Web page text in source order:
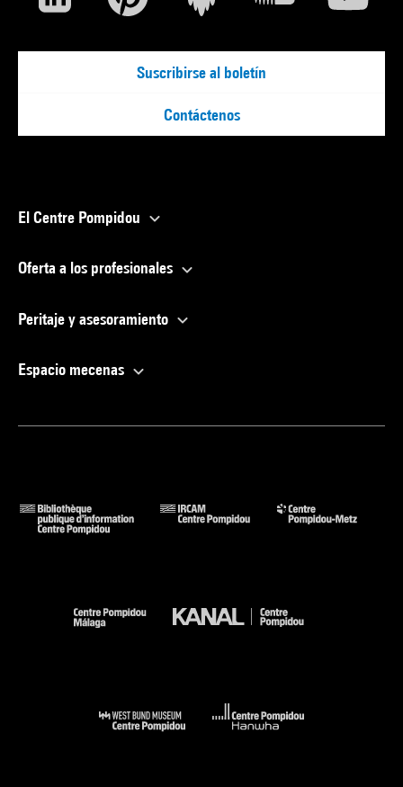
Suscribirse al boletín
Contáctenos
El Centre Pompidou
Oferta a los profesionales
Peritaje y asesoramiento
Espacio mecenas